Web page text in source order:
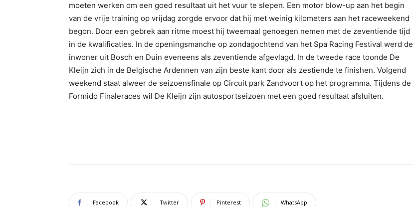
moeten werken om een goed resultaat uit het vuur te slepen. Een motor blow-up aan het begin
van de vrije training op vrijdag zorgde ervoor dat hij met weinig kilometers aan het raceweekend
begon. Door een gebrek aan ritme moest hij tweemaal genoegen nemen met de zeventiende tijd
in de kwalificaties. In de openingsmanche op zondagochtend van het Spa Racing Festival werd de
inwoner uit Bosch en Duin eveneens als zeventiende afgevlagd. In de tweede race toonde De
Kleijn zich in de Belgische Ardennen van zijn beste kant door als zestiende te finishen. Volgend
weekend staat alweer de seizoensfinale op Circuit park Zandvoort op het programma. Tijdens de
Formido Finaleraces wil De Kleijn zijn autosportseizoen met een goed resultaat afsluiten.
Facebook Twitter Pinterest WhatsApp